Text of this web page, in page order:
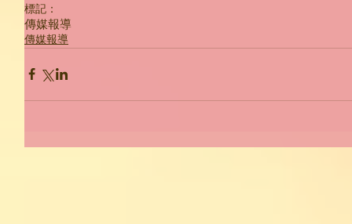
標記：
傳媒報導
傳媒報導